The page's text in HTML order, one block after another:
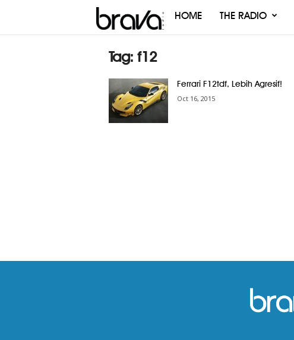
Brava
HOME THE RADIO
Tag: f12
Ferrari F12tdf, Lebih Agresif!
Oct 16, 2015